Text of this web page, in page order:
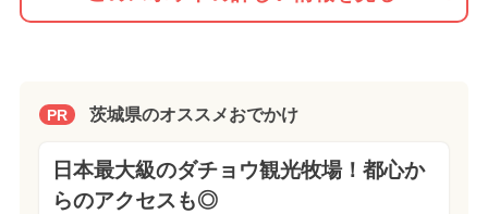
PR 茨城県のオススメおでかけ
日本最大級のダチョウ観光牧場！都心か
らのアクセスも◎